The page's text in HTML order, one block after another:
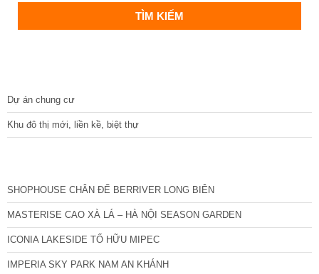
Dự án chung cư
Khu đô thị mới, liền kề, biệt thự
SHOPHOUSE CHÂN ĐẾ BERRIVER LONG BIÊN
MASTERISE CAO XÀ LÁ – HÀ NỘI SEASON GARDEN
ICONIA LAKESIDE TỐ HỮU MIPEC
IMPERIA SKY PARK NAM AN KHÁNH